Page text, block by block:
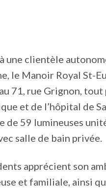
une clientèle
le Manoir Royal St-
71, rue Grignon, tout
et de l’hôpital de
de 59 lumineuses
salle de bain privée.
apprécient son
et familiale, ainsi